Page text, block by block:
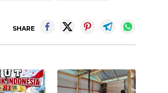
SHARE